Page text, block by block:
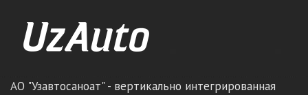
АО "Узавтосаноат" - вертикально интегрированная